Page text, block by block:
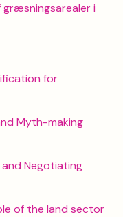
græsningsarealer i
for
Myth-making
Negotiating
of the land sector